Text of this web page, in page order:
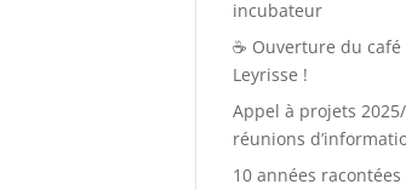
incubateur
☕ Ouverture du café
Leyrisse !
Appel à projets
réunions
10 années racontées